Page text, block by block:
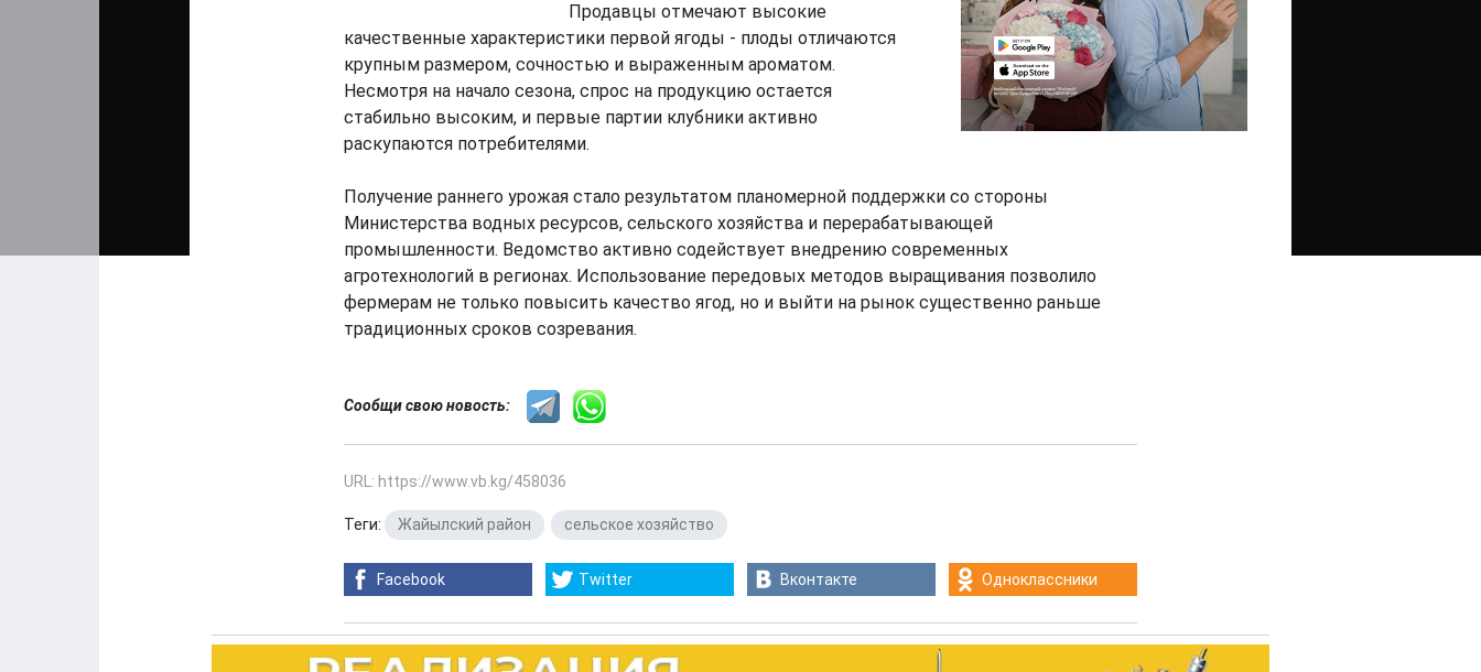
Продавцы отмечают высокие
качественные характеристики первой ягоды - плоды отличаются
крупным размером, сочностью и выраженным ароматом.
Несмотря на начало сезона, спрос на продукцию остается
стабильно высоким, и первые партии клубники активно
раскупаются потребителями.
Получение раннего урожая стало результатом планомерной поддержки со стороны
Министерства водных ресурсов, сельского хозяйства и перерабатывающей
промышленности. Ведомство активно содействует внедрению современных
агротехнологий в регионах. Использование передовых методов выращивания позволило
фермерам не только повысить качество ягод, но и выйти на рынок существенно раньше
традиционных сроков созревания.
Сообщи свою новость:
URL: https://www.vb.kg/458036
Теги: Жайылский район сельское хозяйство
Facebook Twitter Вконтакте Одноклассники